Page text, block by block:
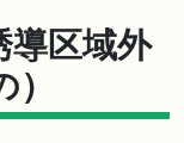
導区域外